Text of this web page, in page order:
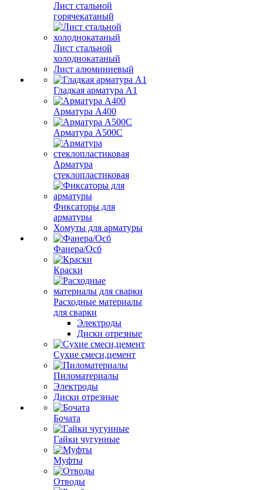
Лист стальной
горячекатаный
Лист стальной
холоднокатаный
Лист алюминиевый
Гладкая арматура А1
Арматура А400
Арматура A500C
Арматура
стеклопластиковая
Фиксаторы для
арматуры
Хомуты для арматуры
Фанера/Осб
Краски
Расходные материалы
для сварки
Электроды
Диски отрезные
Сухие смеси,цемент
Пиломатериалы
Электроды
Диски отрезные
Бочата
Гайки чугунные
Муфты
Отводы